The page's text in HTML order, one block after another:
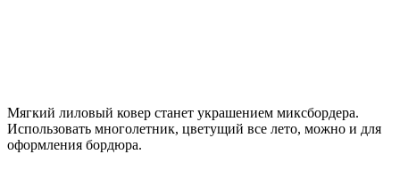
Мягкий лиловый ковер станет украшением миксбордера.
Использовать многолетник, цветущий все лето, можно и для
оформления бордюра.